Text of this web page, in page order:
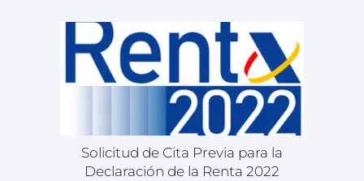
Solicitud de Cita Previa para la
Declaración de la Renta 2022